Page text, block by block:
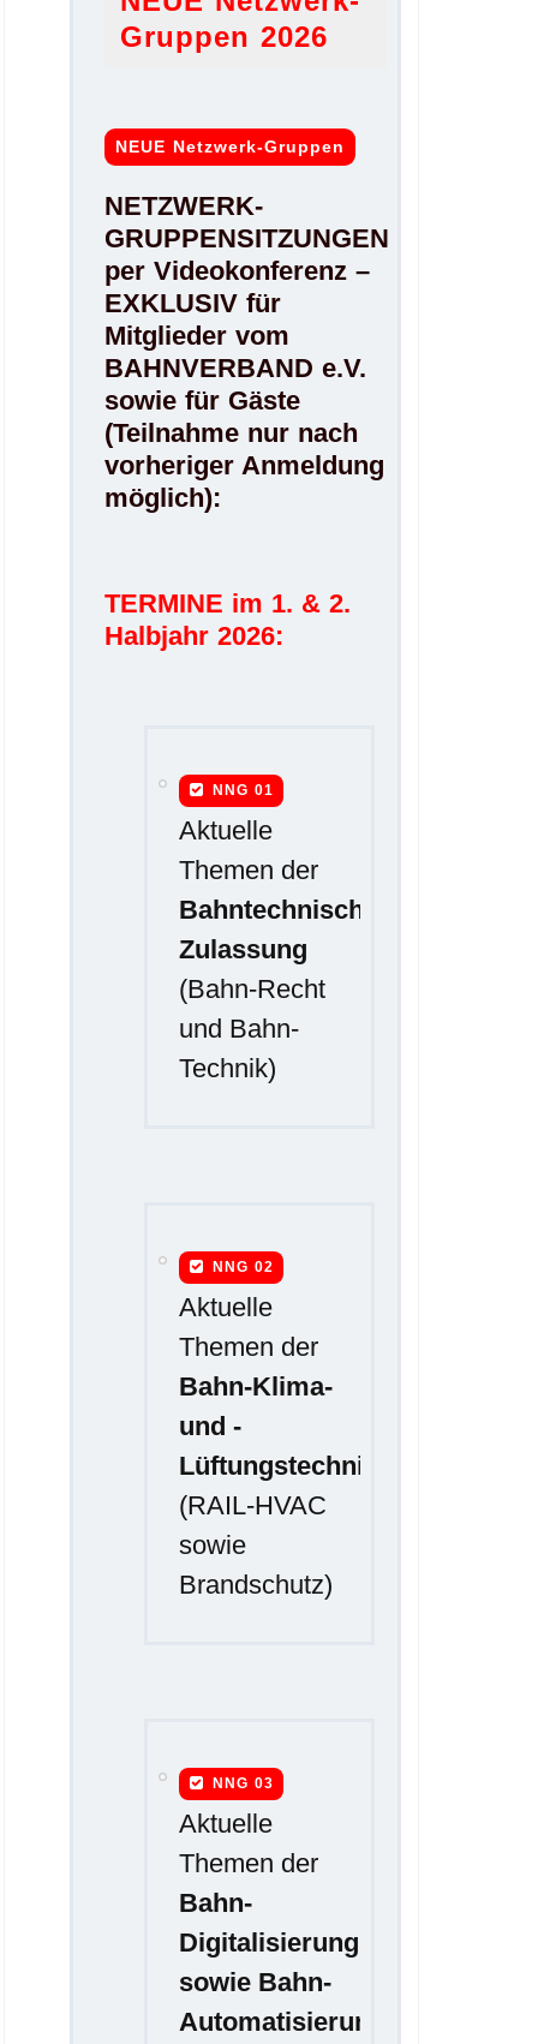
Gruppen 2026
NEUE Netzwerk-Gruppen
NETZWERK-
GRUPPENSITZUNGEN
per Videokonferenz –
EXKLUSIV für
Mitglieder vom
BAHNVERBAND e.V.
sowie für Gäste
(Teilnahme nur nach
vorheriger Anmeldung
möglich):
TERMINE im 1. & 2.
Halbjahr 2026:
NNG 01
Aktuelle
Themen der
Bahntechnischen
Zulassung
(Bahn-Recht
und Bahn-
Technik)
NNG 02
Aktuelle
Themen der
Bahn-Klima-
und -
Lüftungstechnik
(RAIL-HVAC
sowie
Brandschutz)
NNG 03
Aktuelle
Themen der
Bahn-
Digitalisierung
sowie Bahn-
Automatisierung